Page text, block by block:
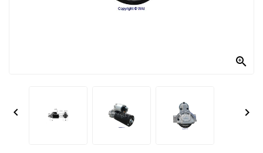

 